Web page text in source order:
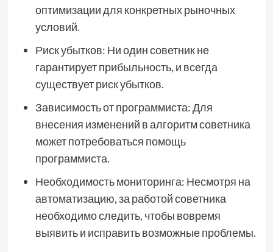
оптимизации для конкретных рыночных
условий.
Риск убытков: Ни один советник не
гарантирует прибыльность, и всегда
существует риск убытков.
Зависимость от программиста: Для
внесения изменений в алгоритм советника
может потребоваться помощь
программиста.
Необходимость мониторинга: Несмотря на
автоматизацию, за работой советника
необходимо следить, чтобы вовремя
выявить и исправить возможные проблемы.